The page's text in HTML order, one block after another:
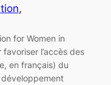
for Women in
l’accès des
en français) du